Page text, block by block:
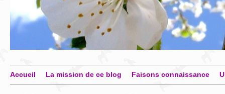
Accueil La mission de ce blog Faisons connaissance